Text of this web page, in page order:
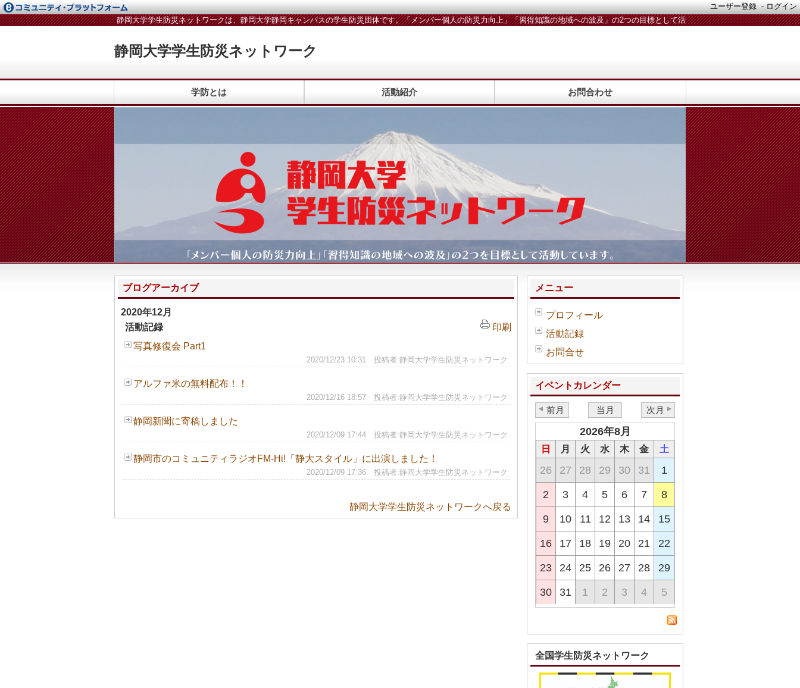
ユーザー登録 -ログイン
静岡大学学生防災ネットワーク
静岡大学学生防災ネットワークは、静岡大学静岡キャンパスの学生防災団体です。「メンバー個人の防災力向上」「習得知識の地域への波及」の2つの目標として活
学防とは 活動紹介 お問合わせ
ブログアーカイブ
2020年12月
印刷
活動記録
写真修復会 Part1
2020/12/23 10:31 投稿者:静岡大学学生防災ネットワーク
アルファ米の無料配布！！
2020/12/16 18:57 投稿者:静岡大学学生防災ネットワーク
静岡新聞に寄稿しました
2020/12/09 17:44 投稿者:静岡大学学生防災ネットワーク
静岡市のコミュニティラジオFM-Hi!「静大スタイル」に出演しました！
2020/12/09 17:36 投稿者:静岡大学学生防災ネットワーク
静岡大学学生防災ネットワークへ戻る
メニュー
プロフィール
活動記録
お問合せ
イベントカレンダー
前月 当月 次月
2026年8月
日 月 火 水 木 金 土
26 27 28 29 30 31 1
2 3 4 5 6 7 8
9 10 11 12 13 14 15
16 17 18 19 20 21 22
23 24 25 26 27 28 29
30 31 1 2 3 4 5
全国学生防災ネットワーク